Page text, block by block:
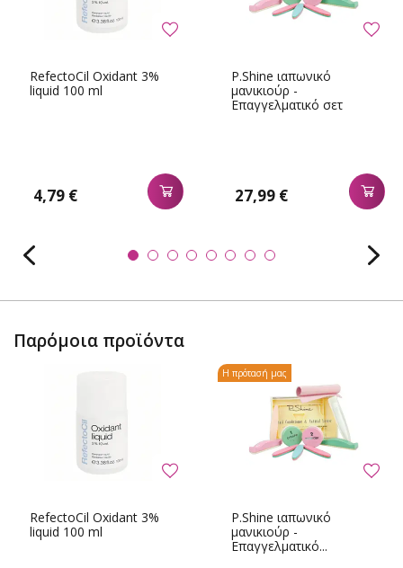
RefectoCil Oxidant 3%
liquid 100 ml
4,79 €
P.Shine ιαπωνικό
μανικιούρ -
Επαγγελματικό σετ
27,99 €
Παρόμοια προϊόντα
RefectoCil Oxidant 3%
liquid 100 ml
P.Shine ιαπωνικό
μανικιούρ -
Επαγγελματικό...
Η πρότασή μας